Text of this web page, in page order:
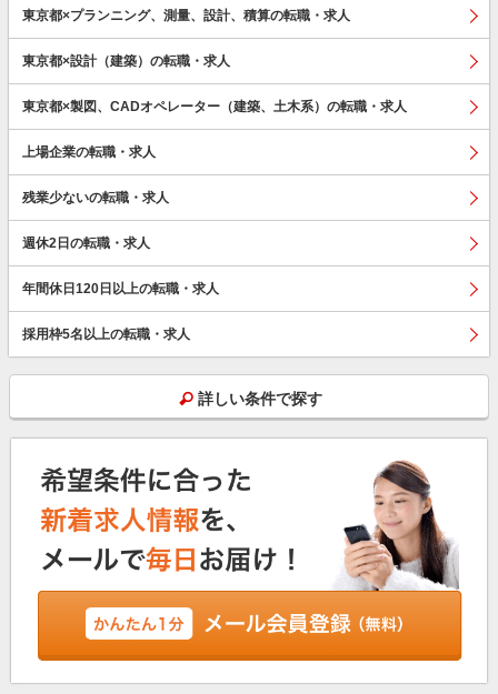
東京都×プランニング、測量、設計、積算の転職・求人
東京都×設計（建築）の転職・求人
東京都×製図、CADオペレーター（建築、土木系）の転職・求人
上場企業の転職・求人
残業少ないの転職・求人
週休2日の転職・求人
年間休日120日以上の転職・求人
採用枠5名以上の転職・求人
詳しい条件で探す